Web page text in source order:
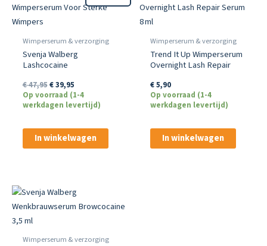
Wimperserum & verzorging
Svenja Walberg
Lashcocaine
Sterke Wimpers
€47,95Oorspronkelijke
prijs
was:
€39,95Huidige
prijs
is:
Op voorraad (1-4
werkdagen levertijd)
In winkelwagen
Wimperserum & verzorging
Trend It Up Wimperserum
Overnight Lash Repair
€5,90
Op voorraad (1-4
werkdagen levertijd)
In winkelwagen
Wimperserum & verzorging